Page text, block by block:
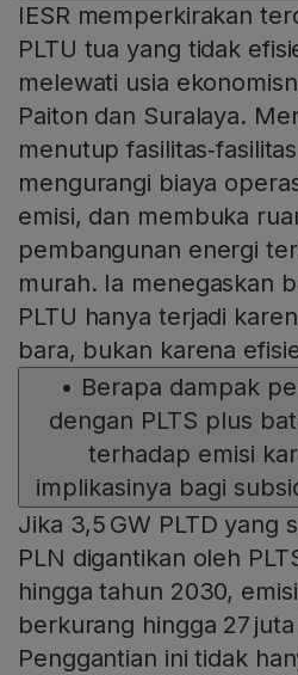
IESR memperkirakan
PLTU tua yang tidak
melewati usia
Paiton dan Suralaya.
menutup
mengurangi biaya
emisi, dan membuka
pembangunan energi
murah. Ia menegaskan
PLTU hanya terjadi
bara, bukan karena
• Berapa dampak
dengan PLTS plus
terhadap emisi
implikasinya bagi
Jika 3,5 GW PLTD yang
PLN digantikan oleh
hingga tahun 2030,
berkurang hingga 27 juta
Penggantian ini tidak